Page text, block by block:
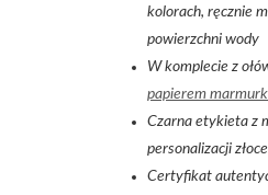
kolorach, ręcznie
powierzchni wody
W komplecie z
papierem
Czarna etykieta z
personalizacji
Certyfikat